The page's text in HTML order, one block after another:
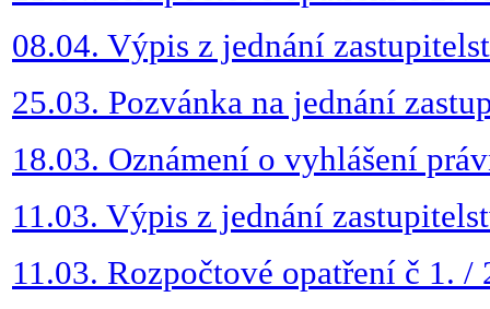
08.04. Výpis z jednání
25.03. Pozvánka na jednání
18.03. Oznámení o vyhlášení
11.03. Výpis z jednání
11.03. Rozpočtové opatření č 1. /